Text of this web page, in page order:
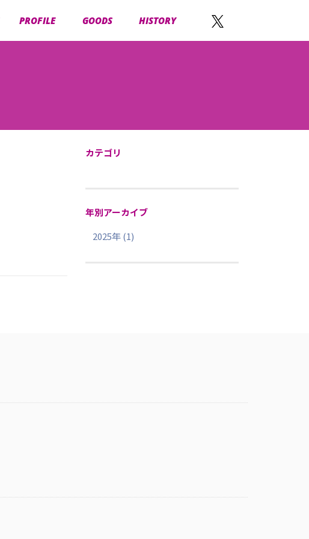
PROFILE GOODS HISTORY
カテゴリ
年別アーカイブ
2025年 (1)